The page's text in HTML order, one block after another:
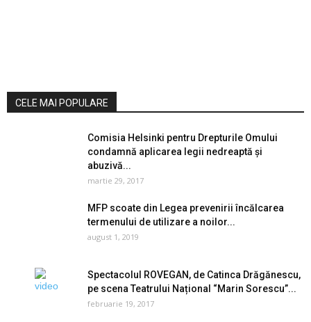
CELE MAI POPULARE
Comisia Helsinki pentru Drepturile Omului
condamnă aplicarea legii nedreaptă și
abuzivă...
martie 29, 2017
MFP scoate din Legea prevenirii încălcarea
termenului de utilizare a noilor...
august 1, 2019
Spectacolul ROVEGAN, de Catinca Drăgănescu,
pe scena Teatrului Național “Marin Sorescu”...
februarie 19, 2017